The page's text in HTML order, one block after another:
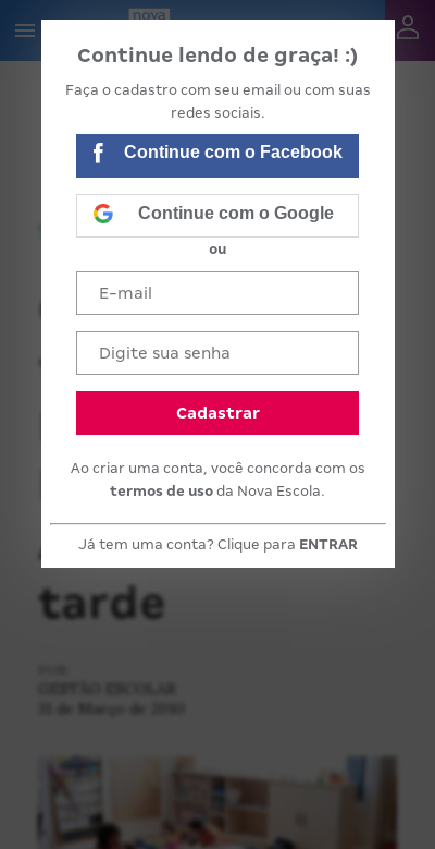
Continue lendo de graça! :)
Faça o cadastro com seu email ou com suas
redes sociais.
Continue com o Facebook
Continue com o Google
ou
Cadastrar
Ao criar uma conta, você concorda com os
termos de uso da Nova Escola.
Já tem uma conta? Clique para ENTRAR
Gestão do
tempo na
Educação
Infantil:
Atividades da
tarde
31 de Março de 2010